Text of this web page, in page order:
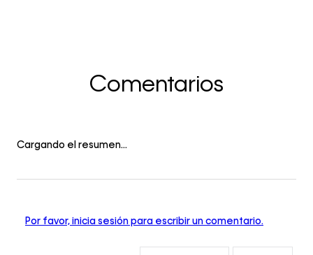
Comentarios
Cargando el resumen…
Por favor, inicia sesión para escribir un comentario.